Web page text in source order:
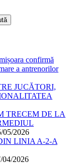
confirmă
a antrenorilor
JUCĂTORI,
TRECEM DE LA
05/2026
LINIA A-2-A
04/2026